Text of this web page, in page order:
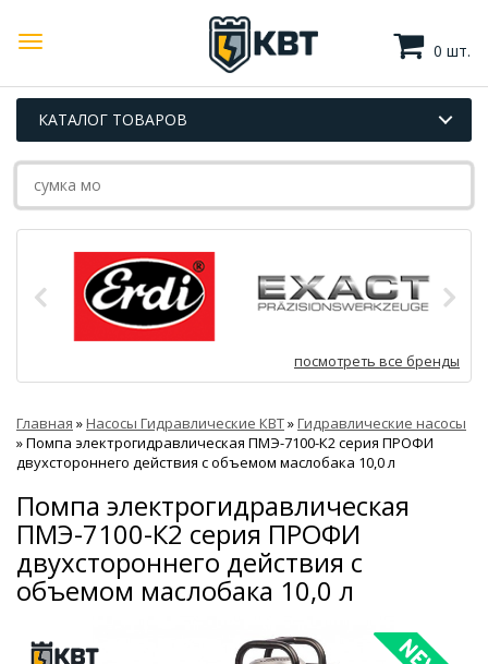
0 шт.
КАТАЛОГ ТОВАРОВ
посмотреть все бренды
Главная »Насосы Гидравлические КВТ»Гидравлические насосы
»Помпа электрогидравлическая ПМЭ-7100-К2 серия ПРОФИ
двухстороннего действия с объемом маслобака 10,0 л
Помпа электрогидравлическая
ПМЭ-7100-К2 серия ПРОФИ
двухстороннего действия с
объемом маслобака 10,0 л